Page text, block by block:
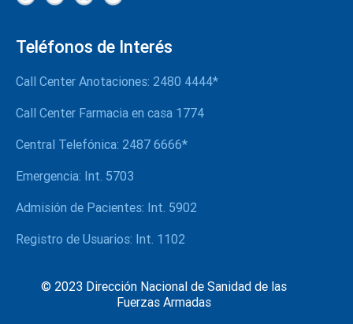
Teléfonos de Interés
Call Center Anotaciones: 2480 4444*
Call Center Farmacia en casa 1774
Central Telefónica: 2487 6666*
Emergencia: Int. 5703
Admisión de Pacientes: Int. 5902
Registro de Usuarios: Int. 1102
© 2023 Dirección Nacional de Sanidad de las
Fuerzas Armadas